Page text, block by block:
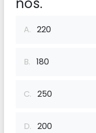
A. 220
B. 180
C. 250
D. 200